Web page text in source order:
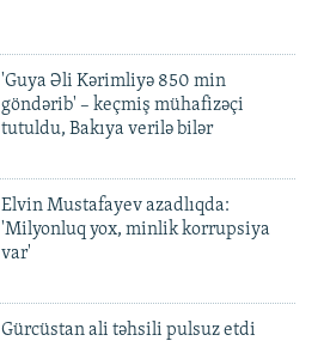
'Guya Əli Kərimliyə 850 min
göndərib' – keçmiş mühafizəçi
tutuldu, Bakıya verilə bilər
Elvin Mustafayev azadlıqda:
'Milyonluq yox, minlik korrupsiya
var'
Gürcüstan ali təhsili pulsuz etdi